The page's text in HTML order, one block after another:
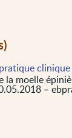
la moelle
–